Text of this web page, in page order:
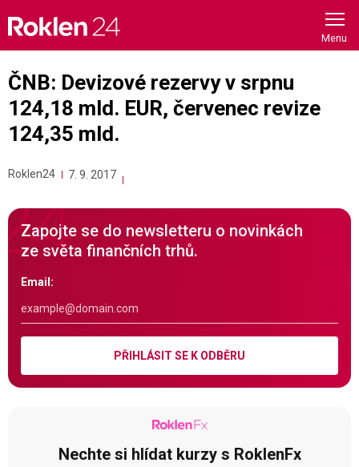
content
ČNB: Devizové rezervy v srpnu
124,18 mld. EUR, červenec revize
124,35 mld.
Roklen24 7. 9. 2017
Zapojte se do newsletteru o novinkách
ze světa finančních trhů.
Email:
PŘIHLÁSIT SE K ODBĚRU
Nechte si hlídat kurzy s RoklenFx